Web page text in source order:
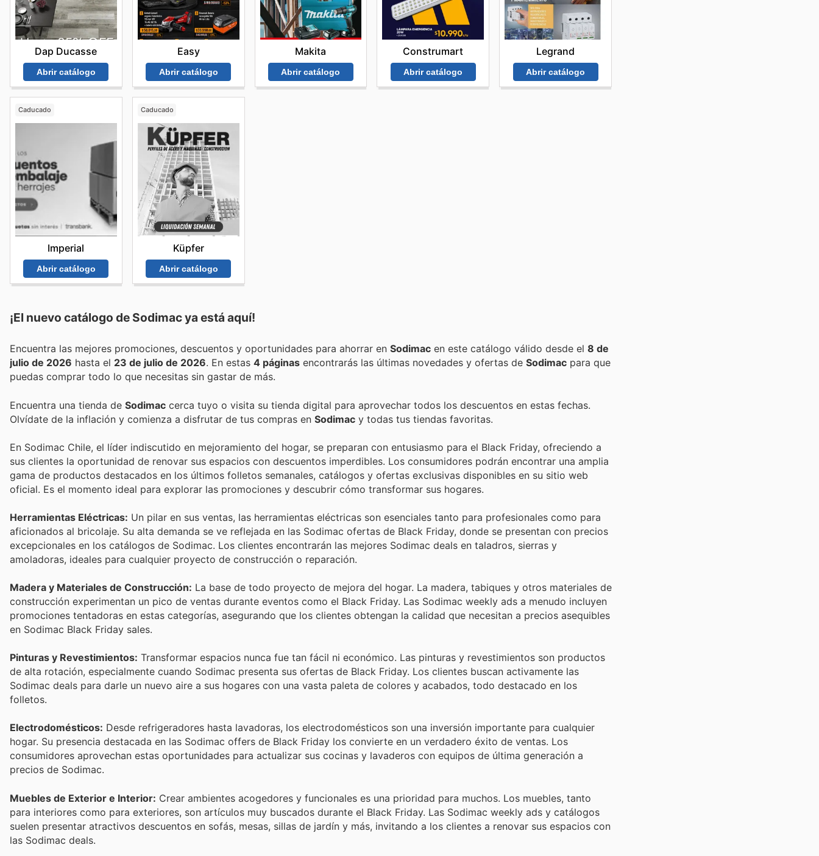
Dap Ducasse
Abrir catálogo
Easy
Abrir catálogo
Makita
Abrir catálogo
Construmart
Abrir catálogo
Legrand
Abrir catálogo
Caducado
Imperial
Abrir catálogo
Caducado
Küpfer
Abrir catálogo
¡El nuevo catálogo de Sodimacya está aquí!
Encuentra las mejores promociones, descuentos y oportunidades para ahorrar en Sodimac en este catálogo válido desde el 8 de
julio de 2026 hasta el 23 de julio de 2026 . En estas 4 páginas encontrarás las últimas novedades y ofertas de Sodimac para que
puedas comprar todo lo que necesitas sin gastar de más.
Encuentra una tienda de Sodimac cerca tuyo o visita su tienda digital para aprovechar todos los descuentos en estas fechas.
Olvídate de la inflación y comienza a disfrutar de tus compras en Sodimac y todas tus tiendas favoritas.
En Sodimac Chile, el líder indiscutido en mejoramiento del hogar, se preparan con entusiasmo para el Black Friday, ofreciendo a
sus clientes la oportunidad de renovar sus espacios con descuentos imperdibles. Los consumidores podrán encontrar una amplia
gama de productos destacados en los últimos folletos semanales, catálogos y ofertas exclusivas disponibles en su sitio web
oficial. Es el momento ideal para explorar las promociones y descubrir cómo transformar sus hogares.
Herramientas Eléctricas: Un pilar en sus ventas, las herramientas eléctricas son esenciales tanto para profesionales como para
aficionados al bricolaje. Su alta demanda se ve reflejada en las Sodimac ofertas de Black Friday, donde se presentan con precios
excepcionales en los catálogos de Sodimac. Los clientes encontrarán las mejores Sodimac deals en taladros, sierras y
amoladoras, ideales para cualquier proyecto de construcción o reparación.
Madera y Materiales de Construcción: La base de todo proyecto de mejora del hogar. La madera, tabiques y otros materiales de
construcción experimentan un pico de ventas durante eventos como el Black Friday. Las Sodimac weekly ads a menudo incluyen
promociones tentadoras en estas categorías, asegurando que los clientes obtengan la calidad que necesitan a precios asequibles
en Sodimac Black Friday sales.
Pinturas y Revestimientos: Transformar espacios nunca fue tan fácil ni económico. Las pinturas y revestimientos son productos
de alta rotación, especialmente cuando Sodimac presenta sus ofertas de Black Friday. Los clientes buscan activamente las
Sodimac deals para darle un nuevo aire a sus hogares con una vasta paleta de colores y acabados, todo destacado en los
folletos.
Electrodomésticos: Desde refrigeradores hasta lavadoras, los electrodomésticos son una inversión importante para cualquier
hogar. Su presencia destacada en las Sodimac offers de Black Friday los convierte en un verdadero éxito de ventas. Los
consumidores aprovechan estas oportunidades para actualizar sus cocinas y lavaderos con equipos de última generación a
precios de Sodimac.
Muebles de Exterior e Interior: Crear ambientes acogedores y funcionales es una prioridad para muchos. Los muebles, tanto
para interiores como para exteriores, son artículos muy buscados durante el Black Friday. Las Sodimac weekly ads y catálogos
suelen presentar atractivos descuentos en sofás, mesas, sillas de jardín y más, invitando a los clientes a renovar sus espacios con
las Sodimac deals.